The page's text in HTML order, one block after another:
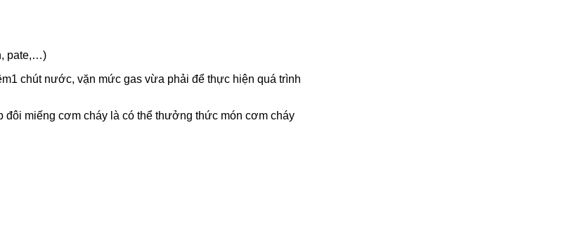
pate,…)
chút nước, vặn mức gas vừa phải để thực hiện quá trình
miếng cơm cháy là có thể thưởng thức món cơm cháy